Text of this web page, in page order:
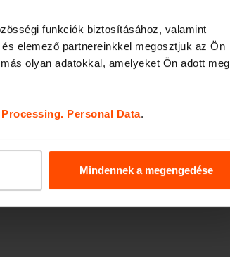
funkciók biztosításához, valamint
elemező partnereinkkel megosztjuk az Ön
olyan adatokkal, amelyeket Ön adott meg
Personal Data.
Mindennek a megengedése